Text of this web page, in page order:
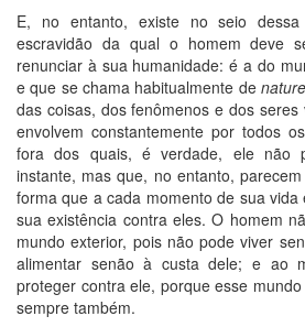
E, no entanto, existe no seio dessa
escravidão da qual o homem deve
renunciar à sua humanidade: é a do
e que se chama habitualmente de
das coisas, dos fenômenos e dos
envolvem constantemente por todos
fora dos quais, é verdade, ele não
instante, mas que, no entanto,
forma que a cada momento de sua
sua existência contra eles. O homem
mundo exterior, pois não pode viver
alimentar senão à custa dele; e ao
proteger contra ele, porque esse
sempre também.